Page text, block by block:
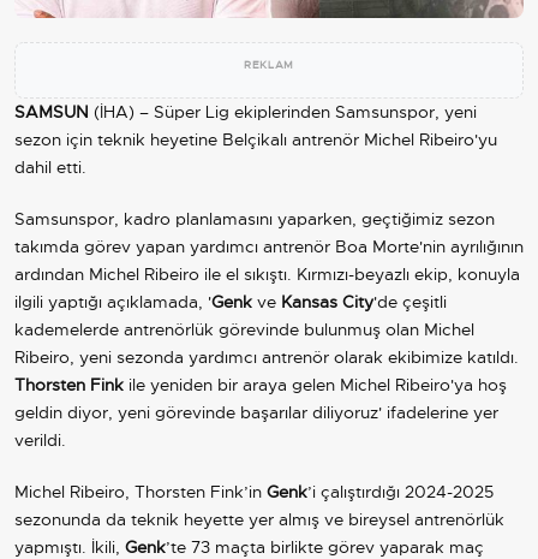
REKLAM
SAMSUN (İHA) – Süper Lig ekiplerinden Samsunspor, yeni
sezon için teknik heyetine Belçikalı antrenör Michel Ribeiro'yu
dahil etti.
Samsunspor, kadro planlamasını yaparken, geçtiğimiz sezon
takımda görev yapan yardımcı antrenör Boa Morte'nin ayrılığının
ardından Michel Ribeiro ile el sıkıştı. Kırmızı-beyazlı ekip, konuyla
ilgili yaptığı açıklamada, 'Genk ve Kansas City'de çeşitli
kademelerde antrenörlük görevinde bulunmuş olan Michel
Ribeiro, yeni sezonda yardımcı antrenör olarak ekibimize katıldı.
Thorsten Fink ile yeniden bir araya gelen Michel Ribeiro'ya hoş
geldin diyor, yeni görevinde başarılar diliyoruz' ifadelerine yer
verildi.
Michel Ribeiro, Thorsten Fink’in Genk’i çalıştırdığı 2024-2025
sezonunda da teknik heyette yer almış ve bireysel antrenörlük
yapmıştı. İkili, Genk’te 73 maçta birlikte görev yaparak maç